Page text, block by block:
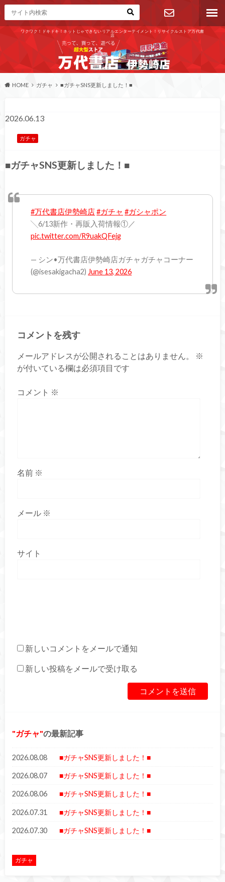
ワクワク！ドキドキ！ネットじゃできないリアルエンターテイメント！リサイクルストア万代書
店
お問い合わ
せ
HOME ガチャ ■ガチャSNS更新しました！■
2026.06.13
ガチャ
■ガチャSNS更新しました！■
#万代書店伊勢崎店#ガチャ #ガシャポン
╲6/13新作・再販入荷情報①／
pic.twitter.com/R9uakQFejg
— シン•万代書店伊勢崎店ガチャガチャコーナー
(@isesakigacha2)June 13, 2026
コメントを残す
メールアドレスが公開されることはありません。
※
が付いている欄は必須項目です
コメント ※
名前 ※
メール ※
サイト
新しいコメントをメールで通知
新しい投稿をメールで受け取る
ガチャ の最新記事
2026.08.08 ■ガチャSNS更新しました！■
2026.08.07 ■ガチャSNS更新しました！■
2026.08.06 ■ガチャSNS更新しました！■
2026.07.31 ■ガチャSNS更新しました！■
2026.07.30 ■ガチャSNS更新しました！■
ガチャ